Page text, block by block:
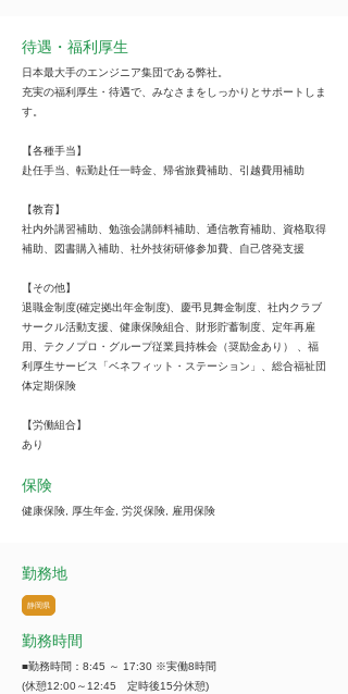
待遇・福利厚生
日本最大手のエンジニア集団である弊社。
充実の福利厚生・待遇で、みなさまをしっかりとサポートしま
す。
【各種手当】
赴任手当、転勤赴任一時金、帰省旅費補助、引越費用補助
【教育】
社内外講習補助、勉強会講師料補助、通信教育補助、資格取得
補助、図書購入補助、社外技術研修参加費、自己啓発支援
【その他】
退職金制度(確定拠出年金制度)、慶弔見舞金制度、社内クラブ
サークル活動支援、健康保険組合、財形貯蓄制度、定年再雇
用、テクノプロ・グループ従業員持株会（奨励金あり） 、福
利厚生サービス「ベネフィット・ステーション」、総合福祉団
体定期保険
【労働組合】
あり
保険
健康保険, 厚生年金, 労災保険, 雇用保険
勤務地
静岡県
勤務時間
■勤務時間：8:45 ～ 17:30 ※実働8時間
(休憩12:00～12:45 定時後15分休憩)